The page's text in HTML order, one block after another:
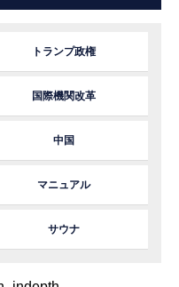
トランプ政権
国際機関改革
中国
マニュアル
サウナ